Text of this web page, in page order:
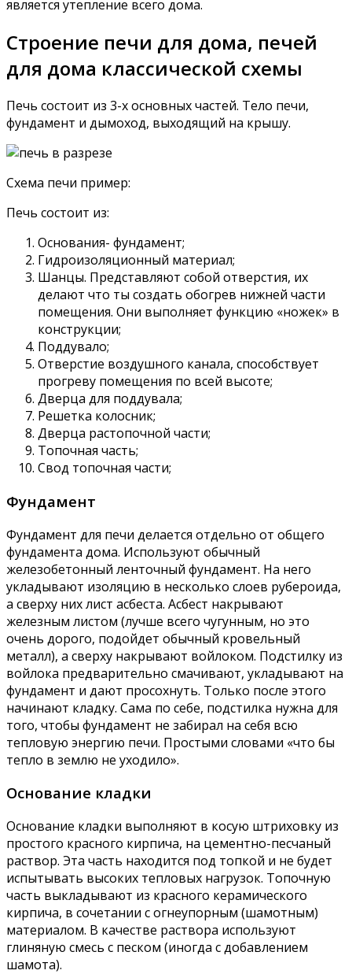
является утепление всего дома.
Строение печи для дома, печей
для дома классической схемы
Печь состоит из 3-х основных частей. Тело печи,
фундамент и дымоход, выходящий на крышу.
Схема печи пример:
Печь состоит из:
Основания- фундамент;
Гидроизоляционный материал;
Шанцы. Представляют собой отверстия, их
делают что ты создать обогрев нижней части
помещения. Они выполняет функцию «ножек» в
конструкции;
Поддувало;
Отверстие воздушного канала, способствует
прогреву помещения по всей высоте;
Дверца для поддувала;
Решетка колосник;
Дверца растопочной части;
Топочная часть;
Свод топочная части;
Фундамент
Фундамент для печи делается отдельно от общего
фундамента дома. Используют обычный
железобетонный ленточный фундамент. На него
укладывают изоляцию в несколько слоев рубероида,
а сверху них лист асбеста. Асбест накрывают
железным листом (лучше всего чугунным, но это
очень дорого, подойдет обычный кровельный
металл), а сверху накрывают войлоком. Подстилку из
войлока предварительно смачивают, укладывают на
фундамент и дают просохнуть. Только после этого
начинают кладку. Сама по себе, подстилка нужна для
того, чтобы фундамент не забирал на себя всю
тепловую энергию печи. Простыми словами «что бы
тепло в землю не уходило».
Основание кладки
Основание кладки выполняют в косую штриховку из
простого красного кирпича, на цементно-песчаный
раствор. Эта часть находится под топкой и не будет
испытывать высоких тепловых нагрузок. Топочную
часть выкладывают из красного керамического
кирпича, в сочетании с огнеупорным (шамотным)
материалом. В качестве раствора используют
глиняную смесь с песком (иногда с добавлением
шамота).